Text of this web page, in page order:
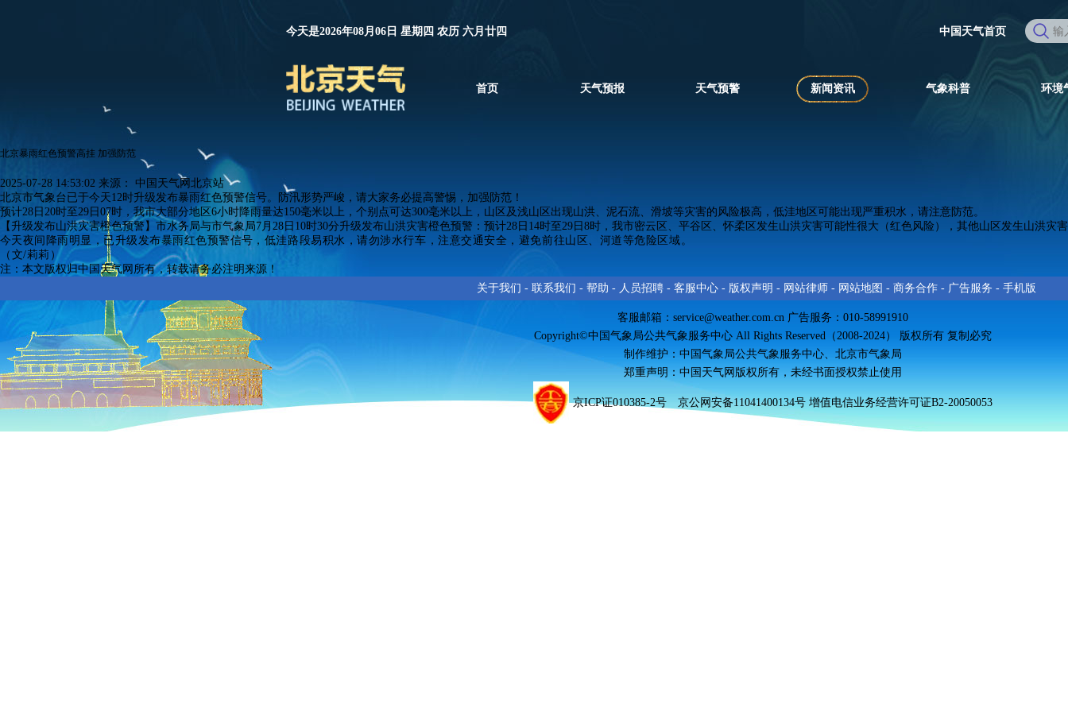
今天是2026年08月06日 星期四 农历 六月廿四 中国天气首页
首页 天气预报 天气预警 新闻资讯 气象科普 环境
北京暴雨红色预警高挂 加强防范
2025-07-28 14:53:02 来源： 中国天气网北京站
北京市气象台已于今天12时升级发布暴雨红色预警信号。防汛形势严峻，请大家务必提高警惕，加强防范！
预计28日20时至29日07时，我市大部分地区6小时降雨量达150毫米以上，个别点可达300毫米以上，山区及浅山区出现山洪、泥石流、滑坡等灾害的风险极高，低洼地区可能出现严重积水，请注意防范。
【升级发布山洪灾害橙色预警】市水务局与市气象局7月28日10时30分升级发布山洪灾害橙色预警：预计28日14时至29日8时，我市密云区、平谷区、怀柔区发生山洪灾害可能性很大（红色风险），其他山区发生山洪
今天夜间降雨明显，已升级发布暴雨红色预警信号， 低洼路段易积水，请勿涉水行车，注意交通安全，避免前往山区、河道等危险区域。
（文/莉莉）
注：本文版权归中国天气网所有，转载请务必注明来源！
关于我们 - 联系我们 - 帮助 - 人员招聘 - 客服中心 - 版权声明 - 网站律师 - 网站地图 - 商务合作 - 广告服务 - 手机版
客服邮箱： service@weather.com.cn 广告服务：010-58991910
Copyright©中国气象局公共气象服务中心 All Rights Reserved（2008-2024） 版权所有 复制必究
制作维护：中国气象局公共气象服务中心、北京市气象局
郑重声明：中国天气网 版权所有 ，未经书面授权禁止使用
京ICP证010385-2号 京公网安备11041400134号 增值电信业务经营许可证B2-20050053